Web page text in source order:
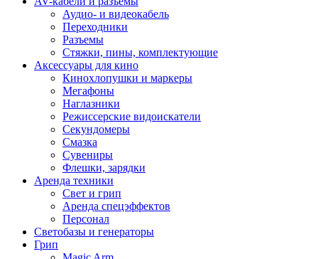
Аудио- и видеокабель
Переходники
Разъемы
Стяжки, пины, комплектующие
Аксессуары для кино
Кинохлопушки и маркеры
Мегафоны
Наглазники
Режиссерские видоискатели
Секундомеры
Смазка
Сувениры
Флешки, зарядки
Аренда техники
Свет и грип
Аренда спецэффектов
Персонал
Светобазы и генераторы
Грип